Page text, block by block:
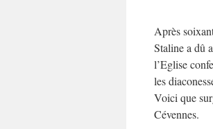
Après
Staline a dû
l’Eglise
les
Voici que
Cévennes.